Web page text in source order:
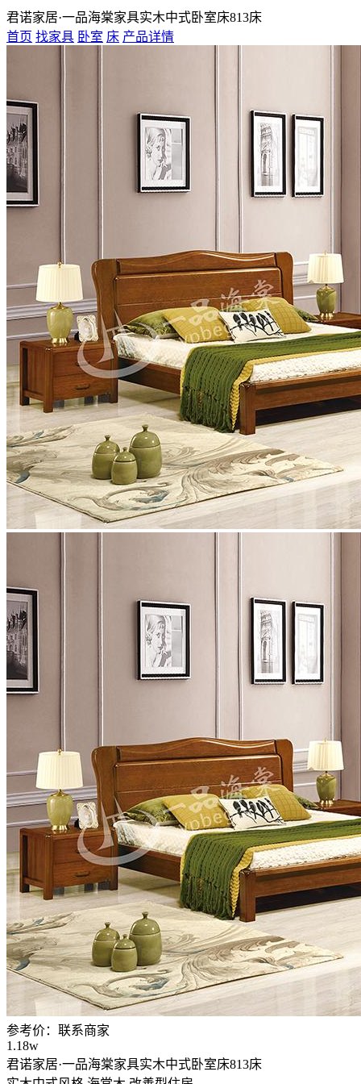
君诺家居·一品海棠家具实木中式卧室床813床
首页 找家具 卧室 床 产品详情
参考价： 联系商家
1.18w
君诺家居·一品海棠家具实木中式卧室床813床